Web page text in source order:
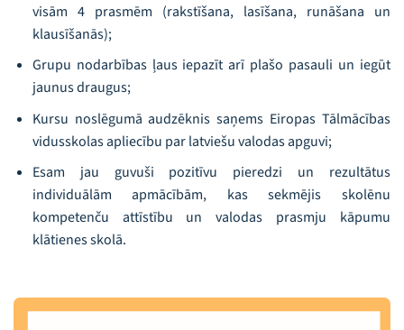
visām 4 prasmēm (rakstīšana, lasīšana, runāšana un
klausīšanās);
Grupu nodarbības ļaus iepazīt arī plašo pasauli un iegūt
jaunus draugus;
Kursu noslēgumā audzēknis saņems Eiropas Tālmācības
vidusskolas apliecību par latviešu valodas apguvi;
Esam jau guvuši pozitīvu pieredzi un rezultātus
individuālām apmācībām, kas sekmējis skolēnu
kompetenču attīstību un valodas prasmju kāpumu
klātienes skolā.